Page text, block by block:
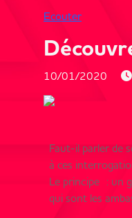
Ecouter
10/01/2020
Faut-il parler de
à ces
Le principe : un
qui sont les